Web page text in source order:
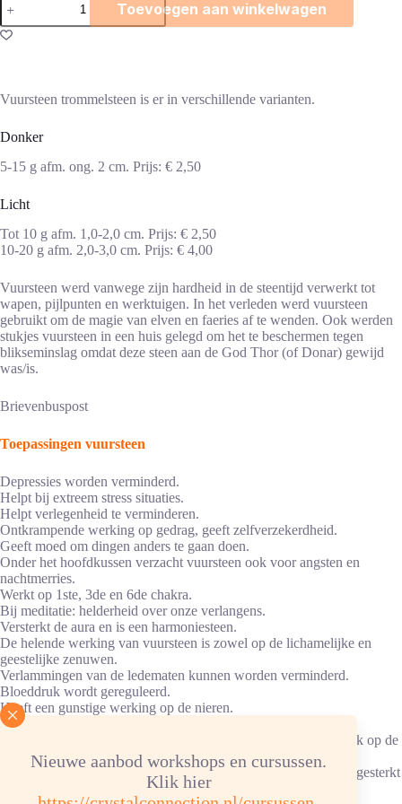
Nieuwe aanbod workshops en cursussen.
Klik hier
trommelsteen
aantal
Toevoegen aan winkelwagen
Vuursteen trommelsteen is er in verschillende varianten.
Donker
5-15 g afm. ong. 2 cm. Prijs: € 2,50
Licht
Tot 10 g afm. 1,0-2,0 cm. Prijs: € 2,50
10-20 g afm. 2,0-3,0 cm. Prijs: € 4,00
Vuursteen werd vanwege zijn hardheid in de steentijd verwerkt tot
wapen, pijlpunten en werktuigen. In het verleden werd vuursteen
gebruikt om de magie van elven en faeries af te wenden. Ook werden
stukjes vuursteen in een huis gelegd om het te beschermen tegen
blikseminslag omdat deze steen aan de God Thor (of Donar) gewijd
was/is.
Brievenbuspost
Toepassingen vuursteen
Depressies worden verminderd.
Helpt bij extreem stress situaties.
Helpt verlegenheid te verminderen.
Ontkrampende werking op gedrag, geeft zelfverzekerdheid.
Geeft moed om dingen anders te gaan doen.
Onder het hoofdkussen verzacht vuursteen ook voor angsten en
nachtmerries.
Werkt op 1ste, 3de en 6de chakra.
Bij meditatie: helderheid over onze verlangens.
Versterkt de aura en is een harmoniesteen.
De helende werking van vuursteen is zowel op de lichamelijke en
geestelijke zenuwen.
Verlammingen van de ledematen kunnen worden verminderd.
Bloeddruk wordt gereguleerd.
Heeft een gunstige werking op de nieren.
Beschermt tegen nierbekkenontsteking en urineweginfecties.
De helende krachten van de vuursteen richten zich voornamelijk op de
hormonen
Ook de endocriene klieren die de hormonen aansturen worden gesterkt
door het dragen van deze steen.